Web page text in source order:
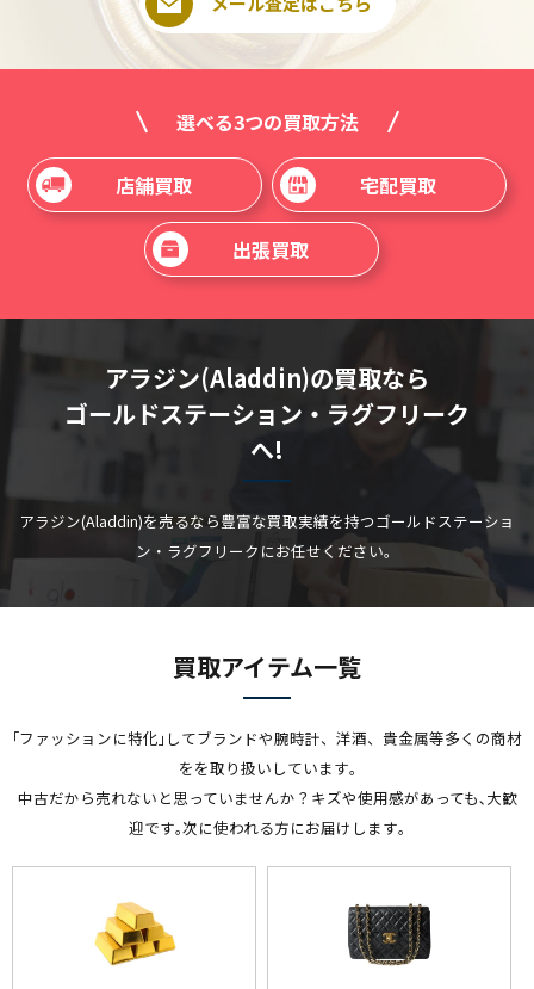
選べる3つの買取方法
店舗買取 宅配買取
出張買取
アラジン(Aladdin)の買取なら
ゴールドステーション・ラグフリーク
へ!
アラジン(Aladdin)を売るなら豊富な買取実績を持つゴールドステーショ
ン・ラグフリークにお任せください。
買取アイテム一覧
｢ファッションに特化｣してブランドや腕時計、洋酒、貴金属等多くの商材
をを取り扱いしています｡
中古だから売れないと思っていませんか？キズや使用感があっても､大歓
迎です｡次に使われる方にお届けします｡